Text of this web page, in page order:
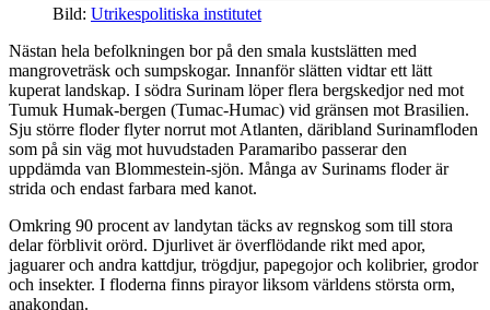
Bild: Utrikespolitiska institutet
Nästan hela befolkningen bor på den smala kustslätten med
mangroveträsk och sumpskogar. Innanför slätten vidtar ett lätt
kuperat landskap. I södra Surinam löper flera bergskedjor ned mot
Tumuk Humak-bergen (Tumac-Humac) vid gränsen mot Brasilien.
Sju större floder flyter norrut mot Atlanten, däribland Surinamfloden
som på sin väg mot huvudstaden Paramaribo passerar den
uppdämda van Blommestein-sjön. Många av Surinams floder är
strida och endast farbara med kanot.
Omkring 90 procent av landytan täcks av regnskog som till stora
delar förblivit orörd. Djurlivet är överflödande rikt med apor,
jaguarer och andra kattdjur, trögdjur, papegojor och kolibrier, grodor
och insekter. I floderna finns pirayor liksom världens största orm,
anakondan.